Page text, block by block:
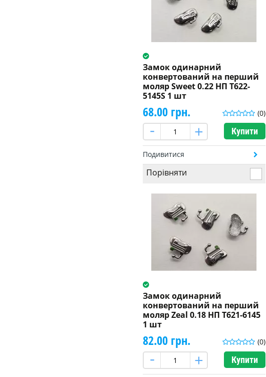
Замок одинарний
конвертований на перший
моляр Sweet 0.22 НП T622-
5145S 1 шт
(0)
68.00 грн.
Купити
Подивитися
Порівняти
Замок одинарний
конвертований на перший
моляр Zeal 0.18 НП T621-6145
1 шт
(0)
82.00 грн.
Купити